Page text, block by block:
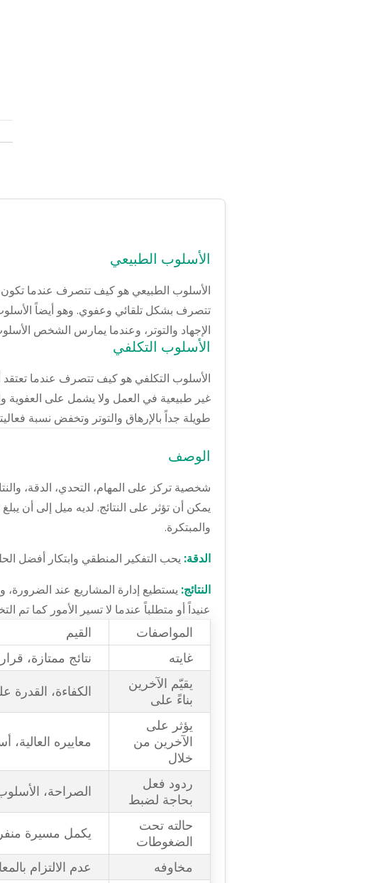
الأسلوب الطبيعي
الأسلوب الطبيعي هو كيف تتصرف عندما تكون
تتصرف بشكل تلقائي وعفوي. وهو أيضاً
الإجهاد والتوتر، وعندما يمارس الشخص
الأسلوب التكلفي
الأسلوب التكلفي هو كيف تتصرف عندما
غير طبيعية في العمل ولا يشمل على العفوية
طويلة جداً بالإرهاق والتوتر وتخفض نسبة
الوصف
شخصية تركز على المهام، التحدي، الدقة،
يمكن أن تؤثر على النتائج. لديه ميل إلى أن
والمبتكرة.
الدقة: يحب التفكير المنطقي وابتكار أفضل
النتائج: يستطيع إدارة المشاريع عند الضرورة،
عنيداً أو متطلباً عندما لا تسير الأمور كما تم
المواصفات
القيم
غايته
نتائج ممتازة،
يقيّم الآخرين
بناءً على
الكفاءة، القدرة
يؤثر على
الآخرين من
خلال
معاييره العالية،
ردود فعل
بحاجة لضبط
الصراحة،
حالته تحت
الضغوطات
يكمل مسيرة
مخاوفه
عدم الالتزام